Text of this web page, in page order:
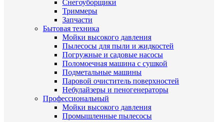
Снегоуборщики
Триммеры
Запчасти
Бытовая техника
Мойки высокого давления
Пылесосы для пыли и жидкостей
Погружные и садовые насосы
Поломоечная машина с сушкой
Подметальные машины
Паровой очиститель поверхностей
Небулайзеры и пеногенераторы
Профессиональный
Мойки высокого давления
Промышленные пылесосы